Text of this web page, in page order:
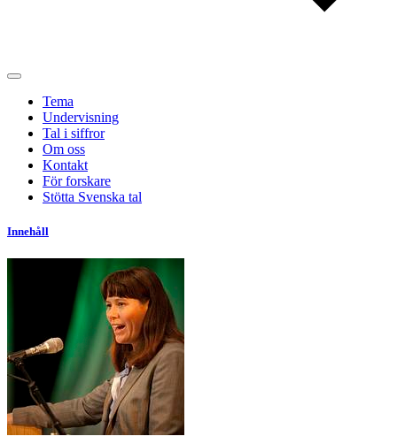
Tema
Undervisning
Tal i siffror
Om oss
Kontakt
För forskare
Stötta Svenska tal
Innehåll